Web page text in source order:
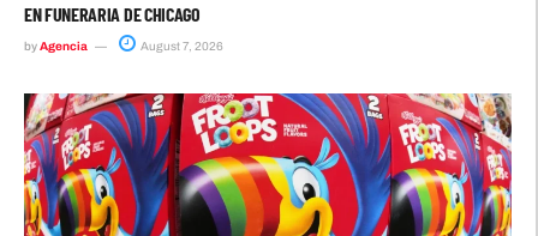
EN FUNERARIA DE CHICAGO
byAgencia August 7, 2026